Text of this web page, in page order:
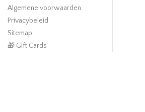
Algemene voorwaarden
Privacybeleid
Sitemap
🎁 Gift Cards